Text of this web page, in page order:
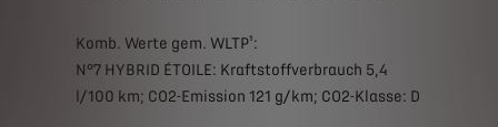
Komb. Werte gem. WLTP¹:
N°7 HYBRID ÉTOILE: Kraftstoffverbrauch 5,4
l/100 km; CO2-Emission 121 g/km; CO2-Klasse: D